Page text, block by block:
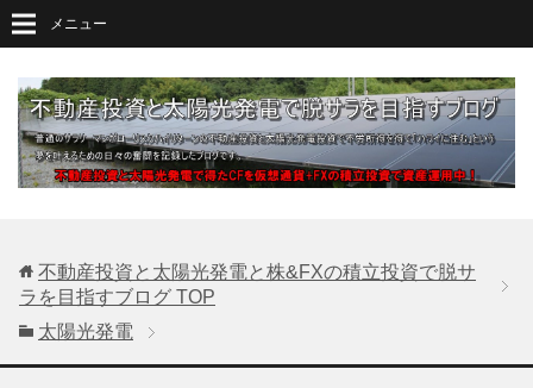
メニュー
不動産投資と太陽光発電と株&FXの積立投資で脱サ
ラを目指すブログ TOP
太陽光発電